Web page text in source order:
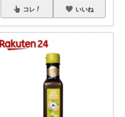
コレ いいね